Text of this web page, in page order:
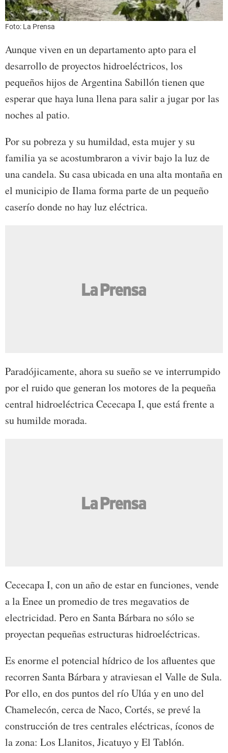
Foto: La Prensa
Aunque viven en un departamento apto para el
desarrollo de proyectos hidroeléctricos, los
pequeños hijos de Argentina Sabillón tienen que
esperar que haya luna llena para salir a jugar por las
noches al patio.
Por su pobreza y su humildad, esta mujer y su
familia ya se acostumbraron a vivir bajo la luz de
una candela. Su casa ubicada en una alta montaña en
el municipio de Ilama forma parte de un pequeño
caserío donde no hay luz eléctrica.
Paradójicamente, ahora su sueño se ve interrumpido
por el ruido que generan los motores de la pequeña
central hidroeléctrica Cececapa I, que está frente a
su humilde morada.
Cececapa I, con un año de estar en funciones, vende
a la Enee un promedio de tres megavatios de
electricidad. Pero en Santa Bárbara no sólo se
proyectan pequeñas estructuras hidroeléctricas.
Es enorme el potencial hídrico de los afluentes que
recorren Santa Bárbara y atraviesan el Valle de Sula.
Por ello, en dos puntos del río Ulúa y en uno del
Chamelecón, cerca de Naco, Cortés, se prevé la
construcción de tres centrales eléctricas, íconos de
la zona: Los Llanitos, Jicatuyo y El Tablón.